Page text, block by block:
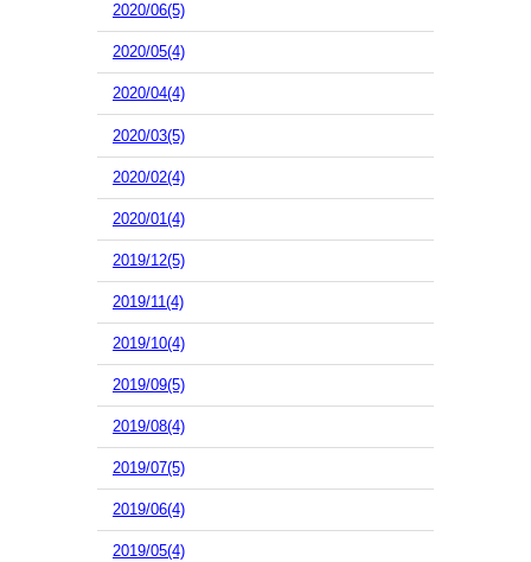
2020/06(5)
2020/05(4)
2020/04(4)
2020/03(5)
2020/02(4)
2020/01(4)
2019/12(5)
2019/11(4)
2019/10(4)
2019/09(5)
2019/08(4)
2019/07(5)
2019/06(4)
2019/05(4)